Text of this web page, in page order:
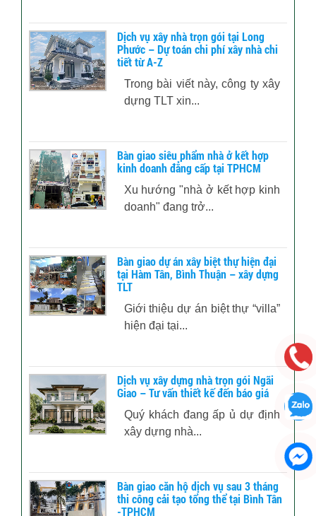
Dịch vụ xây nhà trọn gói tại Long
Phước – Dự toán chi phí xây nhà chi
tiết từ A-Z
Trong bài viết này, công ty xây
dựng TLT xin...
Bàn giao siêu phẩm nhà ở kết hợp
kinh doanh đẳng cấp tại TPHCM
Xu hướng "nhà ở kết hợp kinh
doanh" đang trở...
Bàn giao dự án xây biệt thự hiện đại
tại Hàm Tân, Bình Thuận – xây dựng
TLT
Giới thiệu dự án biệt thự “villa”
hiện đại tại...
Dịch vụ xây dựng nhà trọn gói Ngãi
Giao – Tư vấn thiết kế đến báo giá
Quý khách đang ấp ủ dự định
xây dựng nhà...
Bàn giao căn hộ dịch vụ sau 3 tháng
thi công cải tạo tổng thể tại Bình Tân
-TPHCM